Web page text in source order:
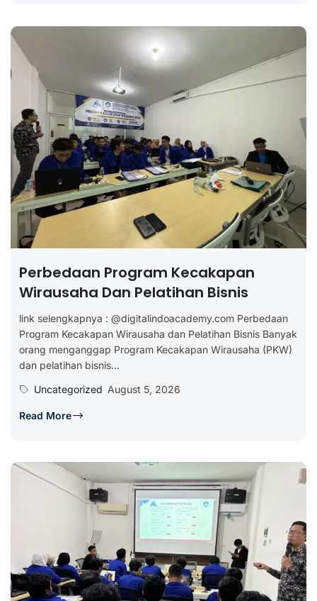
Perbedaan Program Kecakapan
Wirausaha Dan Pelatihan Bisnis
link selengkapnya : @digitalindoacademy.com Perbedaan
Program Kecakapan Wirausaha dan Pelatihan Bisnis Banyak
orang menganggap Program Kecakapan Wirausaha (PKW)
dan pelatihan bisnis...
Uncategorized August 5, 2026
Read More